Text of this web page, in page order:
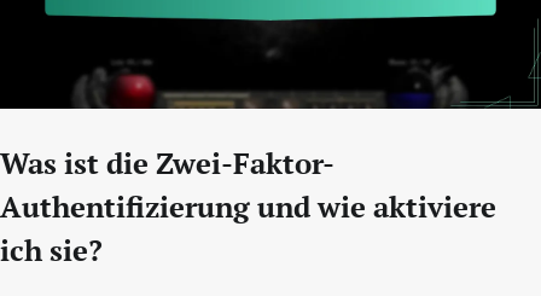
Was ist die Zwei-Faktor-
Authentifizierung und wie aktiviere
ich sie?